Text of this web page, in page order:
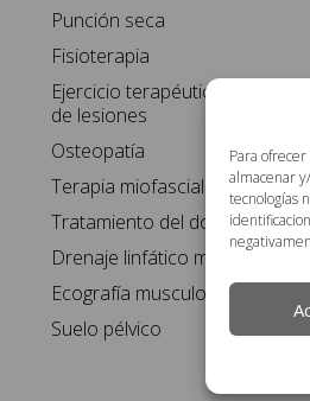
Para
almacenar
tecnologías
Punción seca
Fisioterapia
Ejercicio terapéutico y
de lesiones
Osteopatía
Terapia miofascial
Tratamiento del dolor crónico
Drenaje linfático manual
Ecografía musculoesquelética
Suelo pélvico